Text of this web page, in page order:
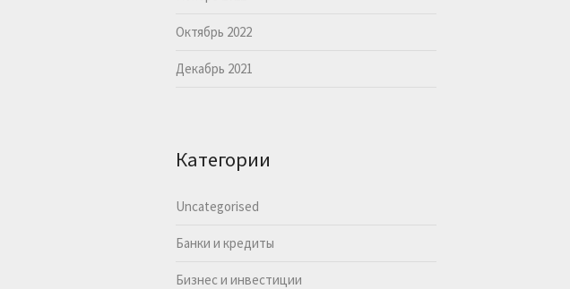
Октябрь 2022
Декабрь 2021
Категории
Uncategorised
Банки и кредиты
Бизнес и инвестиции